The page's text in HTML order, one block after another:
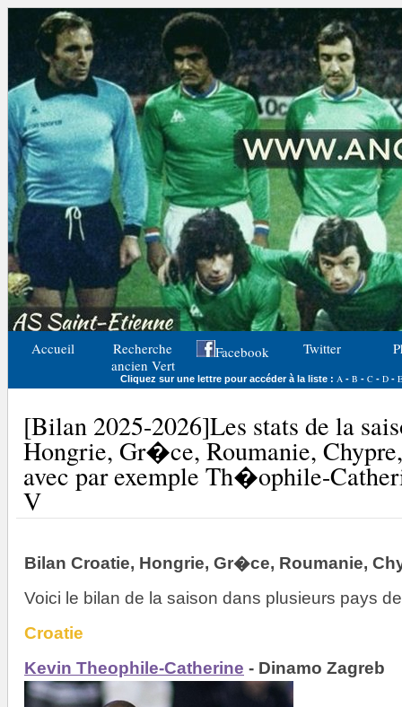
Accueil
Recherche
ancien Vert
Facebook Twitter
Cliquez sur une lettre pour accéder à la liste : A - B - C- D- E
[Bilan 2025-2026]Les stats de la
Hongrie, Gr�ce, Roumanie,
avec par exemple Th�ophile-
V
Bilan Croatie, Hongrie, Gr�ce, Roumanie,
Voici le bilan de la saison dans plusieurs pays
Croatie
Kevin Theophile-Catherine - Dinamo Zagreb